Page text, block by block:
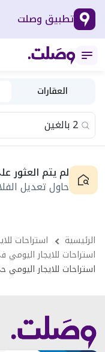
تطبيق وصلت
العقارات
لم يتم العثور
حاول تعديل
الرئيسية
استراحات
استراحات للايجار اليومي
استراحات للايجار